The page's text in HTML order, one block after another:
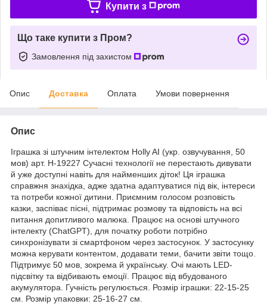
Купити з
Що таке купити з Пром?
Замовлення під захистом
Опис Доставка Оплата Умови повернення
Опис
Іграшка зі штучним інтелектом Holly AI (укр. озвучування, 50
мов) арт. H-19227 Сучасні технології не перестають дивувати
й уже доступні навіть для найменших діток! Ця іграшка
справжня знахідка, адже здатна адаптуватися під вік, інтереси
та потреби кожної дитини. Приємним голосом розповість
казки, заспіває пісні, підтримає розмову та відповість на всі
питання допитливого малюка. Працює на основі штучного
інтелекту (ChatGPT), для початку роботи потрібно
синхронізувати зі смартфоном через застосунок. У застосунку
можна керувати контентом, додавати теми, бачити звіти тощо.
Підтримує 50 мов, зокрема й українську. Очі мають LED-
підсвітку та відбивають емоції. Працює від вбудованого
акумулятора. Гучність регулюється. Розмір іграшки: 22-15-25
см. Розмір упаковки: 25-16-27 см.